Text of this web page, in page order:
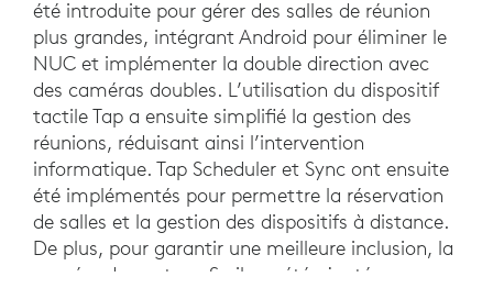
été introduite pour gérer des salles de réunion
plus grandes, intégrant Android pour éliminer le
NUC et implémenter la double direction avec
des caméras doubles. L’utilisation du dispositif
tactile Tap a ensuite simplifié la gestion des
réunions, réduisant ainsi l’intervention
informatique. Tap Scheduler et Sync ont ensuite
été implémentés pour permettre la réservation
de salles et la gestion des dispositifs à distance.
De plus, pour garantir une meilleure inclusion, la
caméra de contenu Scribe a été ajoutée,